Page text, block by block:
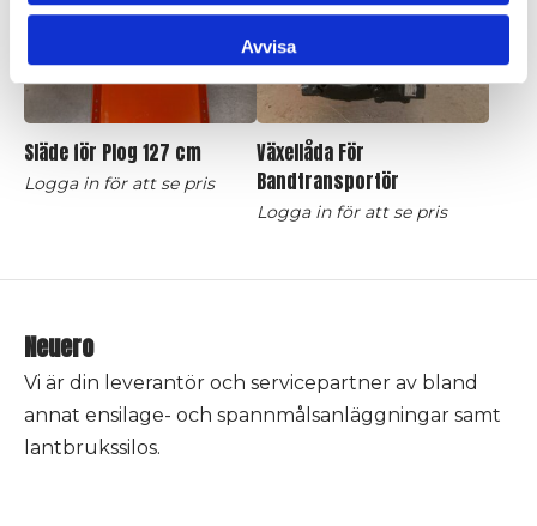
Avvisa
Släde för Plog 127 cm
Logga in för att se pris
Växellåda För
Bandtransportör
Logga in för att se pris
Neuero
Vi är din leverantör och servicepartner av bland
annat ensilage- och spannmålsanläggningar samt
lantbrukssilos.